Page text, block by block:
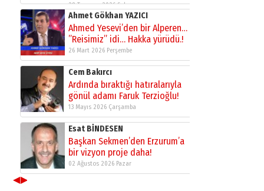
28 Temmuz 2026 Salı
Ahmet Gökhan YAZICI
Ahmed Yesevi’den bir Alperen…
”Reisimiz” idi… Hakka yürüdü.!
26 Mart 2026 Perşembe
Cem Bakırcı
Ardında bıraktığı hatıralarıyla
gönül adamı Faruk Terzioğlu!
13 Mayıs 2026 Çarşamba
Esat BİNDESEN
Başkan Sekmen’den Erzurum’a
bir vizyon proje daha!
02 Ağustos 2026 Pazar
◀▶